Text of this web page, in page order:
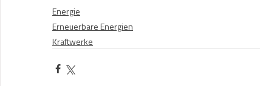
Energie
Erneuerbare Energien
Kraftwerke